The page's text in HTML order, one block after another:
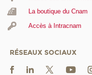
La boutique du Cnam
Accès à Intracnam
RÉSEAUX SOCIAUX